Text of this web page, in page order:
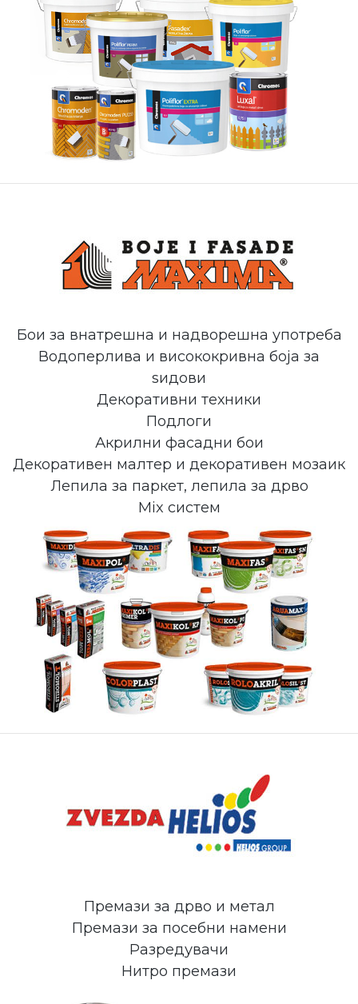
Бои за внатрешна и надворешна употреба
Водоперлива и висококривна боја за
ѕидови
Декоративни техники
Подлоги
Акрилни фасадни бои
Декоративен малтер и декоративен мозаик
Лепила за паркет, лепила за дрво
Mix систем
Премази за дрво и метал
Премази за посебни намени
Разредувачи
Нитро премази